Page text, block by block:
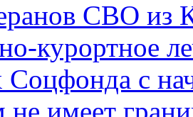
СВО из
курортное
Соцфонда с